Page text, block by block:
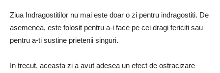
Ziua Indragostitilor nu mai este doar o zi pentru indragostiti. De
asemenea, este folosit pentru a-i face pe cei dragi fericiti sau
pentru a-ti sustine prietenii singuri.
In trecut, aceasta zi a avut adesea un efect de ostracizare